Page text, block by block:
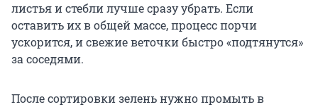
листья и стебли лучше сразу убрать. Если
оставить их в общей массе, процесс порчи
ускорится, и свежие веточки быстро «подтянутся»
за соседями.
После сортировки зелень нужно промыть в